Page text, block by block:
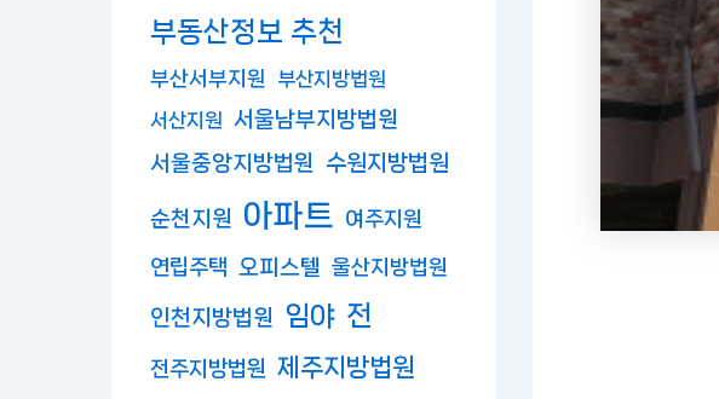
부동산정보 추천
부산서부지원
부산지방법원
서산지원 서울남부지방법원
서울중앙지방법원 수원지방법원
순천지원 아파트 여주지원
연립주택 오피스텔 울산지방법원
인천지방법원 임야 전
전주지방법원 제주지방법원